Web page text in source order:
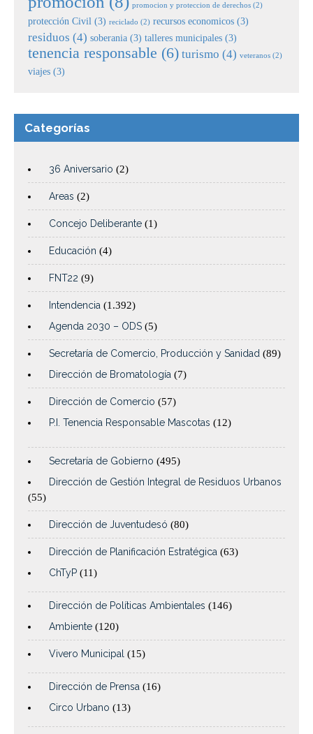
promocion y proteccion de derechos (2)
protección Civil (3) reciclado (2) recursos economicos (3)
residuos (4) soberania (3) talleres municipales (3)
tenencia responsable (6) turismo (4) veteranos (2)
viajes (3)
Categorías
36 Aniversario (2)
Areas (2)
Concejo Deliberante (1)
Educación (4)
FNT22 (9)
Intendencia (1.392)
Agenda 2030 – ODS (5)
Secretaría de Comercio, Producción y Sanidad (89)
Dirección de Bromatología (7)
Dirección de Comercio (57)
P.I. Tenencia Responsable Mascotas (12)
Secretaría de Gobierno (495)
Dirección de Gestión Integral de Residuos Urbanos
(55)
Dirección de Juventudesó (80)
Dirección de Planificación Estratégica (63)
ChTyP (11)
Dirección de Políticas Ambientales (146)
Ambiente (120)
Vivero Municipal (15)
Dirección de Prensa (16)
Circo Urbano (13)